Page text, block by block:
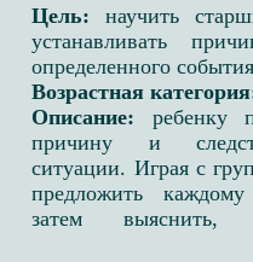
Цель:научить
устанавливать
определенного
Возрастная
Описание: ребенку
причину и
ситуации. Играя с
предложить
затем выяснить,